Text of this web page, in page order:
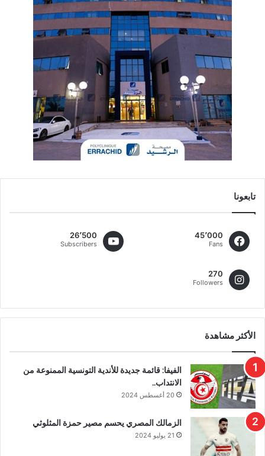
تابعونا
45٬000
Fans
26٬500
Subscribers
270
Followers
الأكثر مشاهدة
الفيفا: قائمة جديدة للأندية التونسية الممنوعة من
الانتداب..
20 أغسطس 2024
الزمالك المصري يحسم مصير حمزة المثلوثي
21 يوليو 2024